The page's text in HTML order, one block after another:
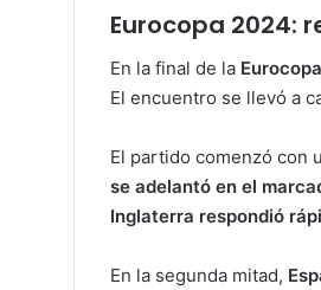
Eurocopa 2024:
En la final de la
El encuentro se llevó a
El partido comenzó con
se adelantó en el
Inglaterra respondió
En la segunda mitad,